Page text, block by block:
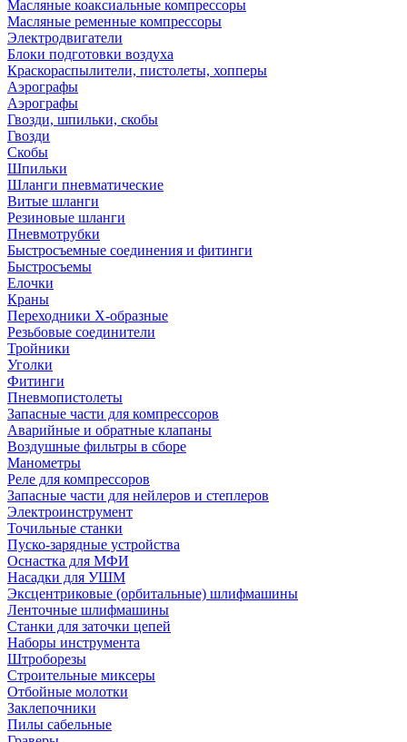
Масляные коаксиальные компрессоры
Масляные ременные компрессоры
Электродвигатели
Блоки подготовки воздуха
Краскораспылители, пистолеты, хопперы
Аэрографы
Аэрографы
Гвозди, шпильки, скобы
Гвозди
Скобы
Шпильки
Шланги пневматические
Витые шланги
Резиновые шланги
Пневмотрубки
Быстросъемные соединения и фитинги
Быстросъемы
Елочки
Краны
Переходники Х-образные
Резьбовые соединители
Тройники
Уголки
Фитинги
Пневмопистолеты
Запасные части для компрессоров
Аварийные и обратные клапаны
Воздушные фильтры в сборе
Манометры
Реле для компрессоров
Запасные части для нейлеров и степлеров
Электроинструмент
Точильные станки
Пуско-зарядные устройства
Оснастка для МФИ
Насадки для УШМ
Эксцентриковые (орбитальные) шлифмашины
Ленточные шлифмашины
Станки для заточки цепей
Наборы инструмента
Штроборезы
Строительные миксеры
Отбойные молотки
Заклепочники
Пилы сабельные